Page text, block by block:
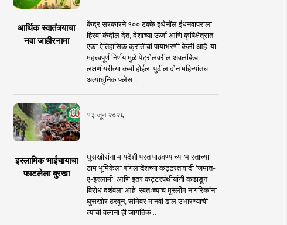
आर्थिक स्वातंत्र्याचा
नवा जाहीरनामा
केंद्र सरकारने १०० टक्के इथेनॉल इंधनवापराला
हिरवा कंदील देत, देशाच्या ऊर्जा आणि कृषिक्षेत्रात
एका ऐतिहासिक क्रांतीची पायाभरणी केली आहे. या
महत्त्वपूर्ण निर्णयामुळे पेट्रोलवरील अवलंबित्व
लक्षणीयरीत्या कमी होईल. पुढील दोन महिन्यांतच
अत्याधुनिक फ्लेस ..
१३ जून २०२६
इस्लामिक भाईचार्‍याचा
फाटलेला बुरखा
घुसखोरांना मायदेशी परत पाठवण्याच्या भारताच्या
ठाम भूमिकेला बांगलादेशच्या कट्टरतावादी ‘जमात-
ए-इस्लामी’ आणि इतर कट्टरपंथीयांनी कडाडून
विरोध दर्शवला आहे. स्वतःच्याच मुस्लीम नागरिकांना
घुसखोर ठरवून, सीमेवर मानवी ढाल उभारण्याची
त्यांची वल्गना ही जागतिक ..